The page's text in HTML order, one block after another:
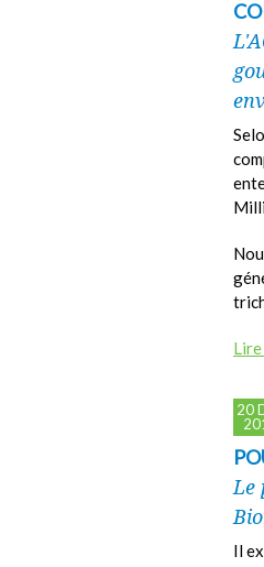
20
Le
Il